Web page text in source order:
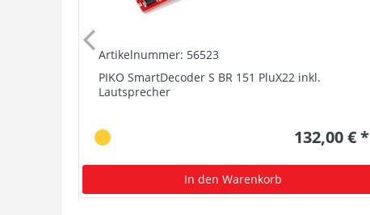
Artikelnummer: 56523
PIKO SmartDecoder S BR 151 PluX22 inkl.
Lautsprecher
132,00 € *
In den Warenkorb